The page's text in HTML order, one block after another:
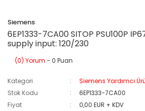
Siemens
6EP1333-7CA00 SITOP PSU100P
supply input: 120/230
(0) Yorum - 0 Puan
Kategori
Siemens Yardımcı
Stok Kodu
6EP1333-7CA00
Fiyat
0,00 EUR + KDV